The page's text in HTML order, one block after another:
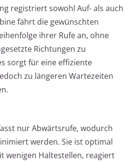
registriert sowohl Auf- als auch
fährt die gewünschten
ihrer Rufe an, ohne
Richtungen zu
sorgt für eine effiziente
zu längeren Wartezeiten
nur Abwärtsrufe, wodurch
werden. Sie ist optimal
wenigen Haltestellen, reagiert